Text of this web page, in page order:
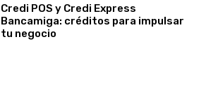
Credi POS y Credi Express
Bancamiga: créditos para impulsar
tu negocio